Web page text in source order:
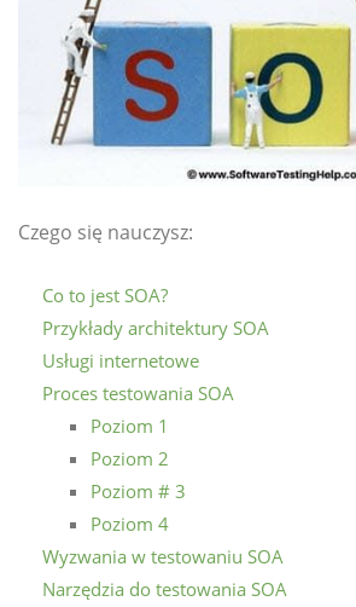
Czego się nauczysz:
Co to jest SOA?
Przykłady architektury SOA
Usługi internetowe
Proces testowania SOA
Poziom 1
Poziom 2
Poziom # 3
Poziom 4
Wyzwania w testowaniu SOA
Narzędzia do testowania SOA